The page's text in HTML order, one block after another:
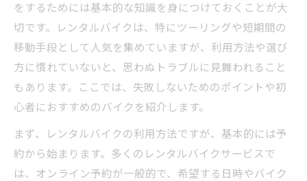
をするためには基本的な知識を身につけておくことが大
切です。レンタルバイクは、特にツーリングや短期間の
移動手段として人気を集めていますが、利用方法や選び
方に慣れていないと、思わぬトラブルに見舞われること
もあります。ここでは、失敗しないためのポイントや初
心者におすすめのバイクを紹介します。
まず、レンタルバイクの利用方法ですが、基本的には予
約から始まります。多くのレンタルバイクサービスで
は、オンライン予約が一般的で、希望する日時やバイク